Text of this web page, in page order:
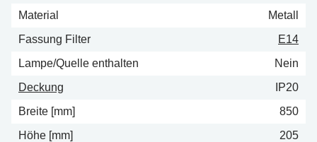
Material
Metall
Fassung Filter
E14
Lampe/Quelle enthalten
Nein
Deckung
IP20
Breite [mm]
850
Höhe [mm]
205